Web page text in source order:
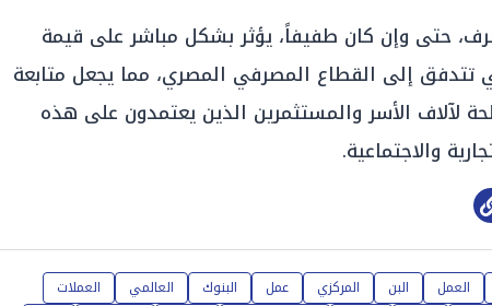
حتى وإن كان طفيفاً، يؤثر بشكل مباشر على قيمة
تتدفق إلى القطاع المصرفي المصري، مما يجعل متابعة
لآلاف الأسر والمستثمرين الذين يعتمدون على هذه
والاجتماعية.
العمل البن المركزي عمل البنوك العالمي العملات